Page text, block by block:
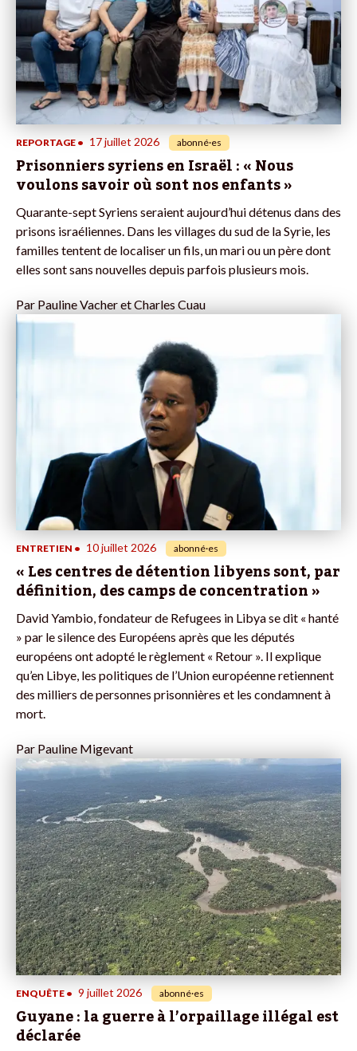
REPORTAGE • 17 juillet 2026 abonné·es
Prisonniers syriens en Israël : « Nous
voulons savoir où sont nos enfants »
Quarante-sept Syriens seraient aujourd’hui détenus dans des
prisons israéliennes. Dans les villages du sud de la Syrie, les
familles tentent de localiser un fils, un mari ou un père dont
elles sont sans nouvelles depuis parfois plusieurs mois.
Par Pauline Vacher et Charles Cuau
ENTRETIEN • 10 juillet 2026 abonné·es
« Les centres de détention libyens sont, par
définition, des camps de concentration »
David Yambio, fondateur de Refugees in Libya se dit « hanté
» par le silence des Européens après que les députés
européens ont adopté le règlement « Retour ». Il explique
qu’en Libye, les politiques de l’Union européenne retiennent
des milliers de personnes prisonnières et les condamnent à
mort.
Par Pauline Migevant
ENQUÊTE • 9 juillet 2026 abonné·es
Guyane : la guerre à l’orpaillage illégal est
déclarée